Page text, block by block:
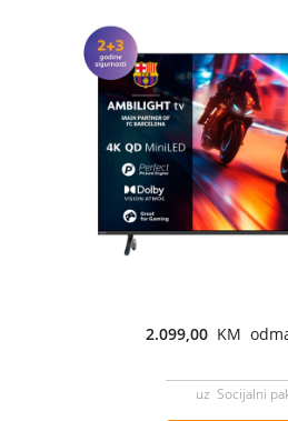
2.099,00 KM
uz Socijalni